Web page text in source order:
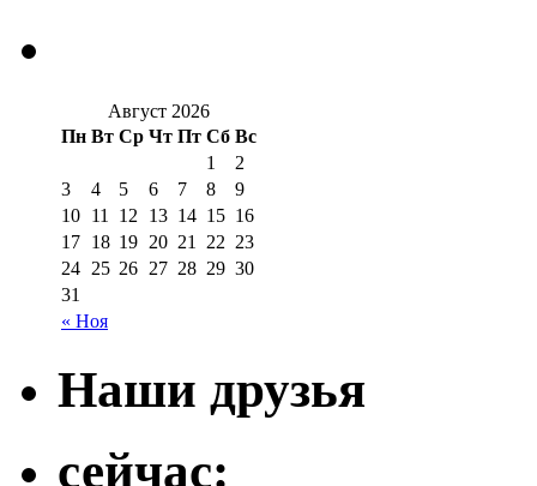
Август 2026
Пн Вт Ср Чт Пт Сб Вс
« Ноя
1
2
3
4 5 6 7 8
9
10 11 12 13 14 15 16
17 18 19 20 21 22 23
24 25 26 27 28 29 30
31
Наши друзья
сейчас: